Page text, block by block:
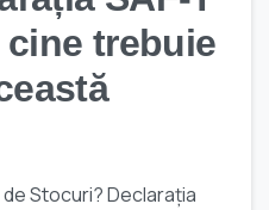
trebuie
Stocuri? Declarația